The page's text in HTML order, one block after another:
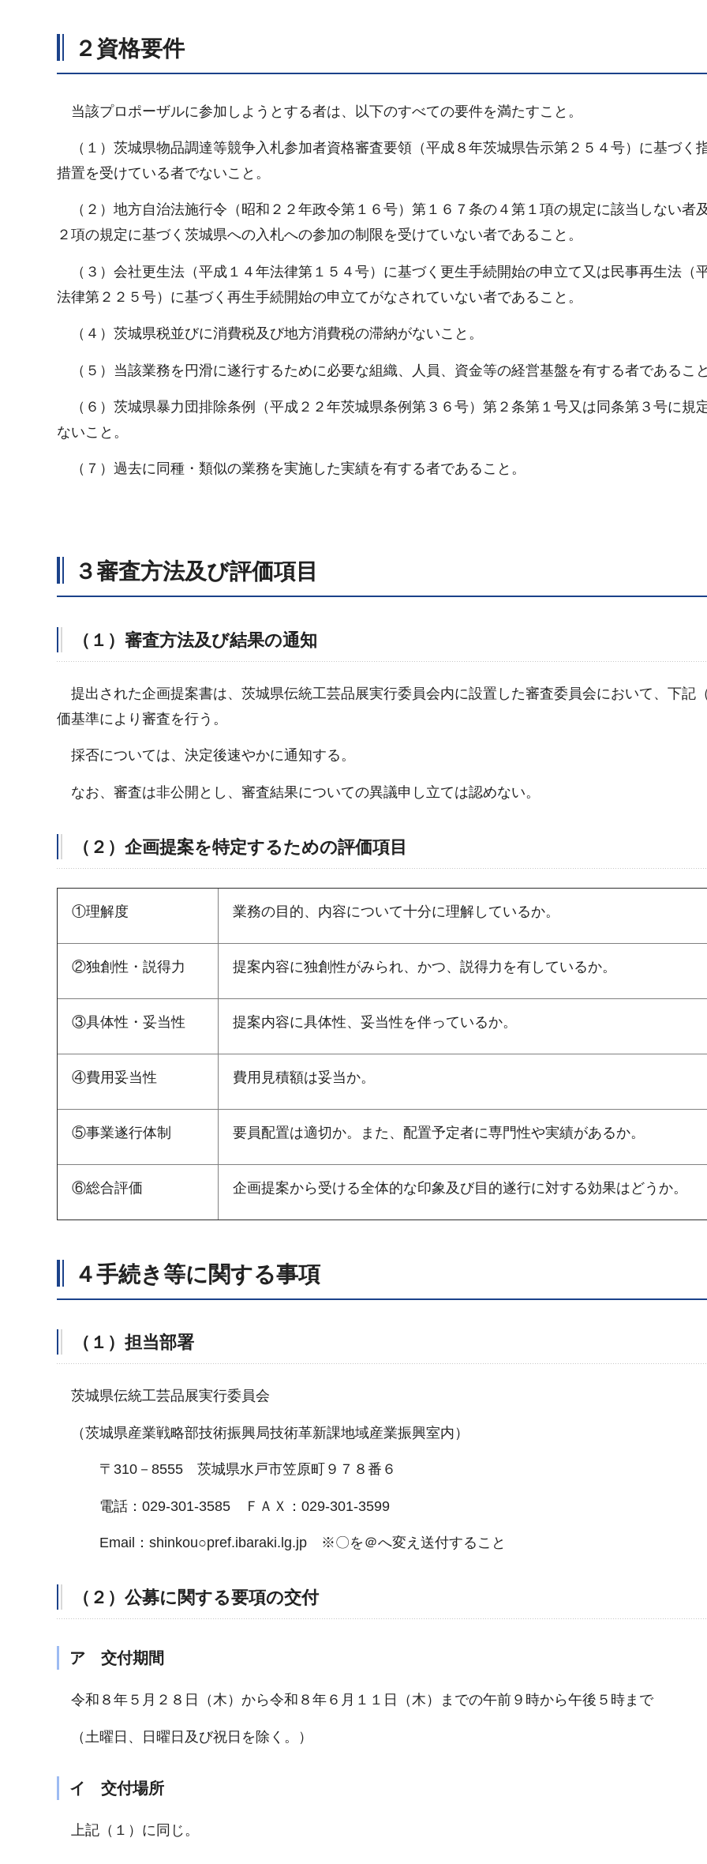
２資格要件
当該プロポーザルに参加しようとする者は、以下のすべての要件を満たすこと。
（１）茨城県物品調達等競争入札参加者資格審査要領（平成８年茨城県告示第２５４号）に基づく
措置を受けている者でないこと。
（２）地方自治法施行令（昭和２２年政令第１６号）第１６７条の４第１項の規定に該当しない者
２項の規定に基づく茨城県への入札への参加の制限を受けていない者であること。
（３）会社更生法（平成１４年法律第１５４号）に基づく更生手続開始の申立て又は民事再生法（
法律第２２５号）に基づく再生手続開始の申立てがなされていない者であること。
（４）茨城県税並びに消費税及び地方消費税の滞納がないこと。
（５）当該業務を円滑に遂行するために必要な組織、人員、資金等の経営基盤を有する者であること
（６）茨城県暴力団排除条例（平成２２年茨城県条例第３６号）第２条第１号又は同条第３号に規
ないこと。
（７）過去に同種・類似の業務を実施した実績を有する者であること。
３審査方法及び評価項目
（１）審査方法及び結果の通知
提出された企画提案書は、茨城県伝統工芸品展実行委員会内に設置した審査委員会において、下記
価基準により審査を行う。
採否については、決定後速やかに通知する。
なお、審査は非公開とし、審査結果についての異議申し立ては認めない。
（２）企画提案を特定するための評価項目
①理解度 業務の目的、内容について十分に理解しているか。
②独創性・説得力 提案内容に独創性がみられ、かつ、説得力を有しているか。
③具体性・妥当性 提案内容に具体性、妥当性を伴っているか。
④費用妥当性 費用見積額は妥当か。
⑤事業遂行体制 要員配置は適切か。また、配置予定者に専門性や実績があるか。
⑥総合評価 企画提案から受ける全体的な印象及び目的遂行に対する効果はどうか。
４手続き等に関する事項
（１）担当部署
茨城県伝統工芸品展実行委員会
（茨城県産業戦略部技術振興局技術革新課地域産業振興室内）
〒310－8555 茨城県水戸市笠原町９７８番６
電話：029-301-3585 ＦＡＸ：029-301-3599
Email：shinkou○pref.ibaraki.lg.jp ※〇を＠へ変え送付すること
（２）公募に関する要項の交付
ア 交付期間
令和８年５月２８日（木）から令和８年６月１１日（木）までの午前９時から午後５時まで
（土曜日、日曜日及び祝日を除く。）
イ 交付場所
上記（１）に同じ。